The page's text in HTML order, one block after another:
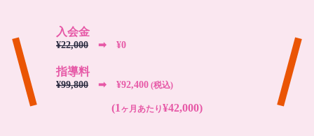
入会金
¥22,000 ➡︎ ¥0
指導料
¥99,800 ➡︎ ¥92,400 (税込)
(1 ヶ月あたり¥42,000)